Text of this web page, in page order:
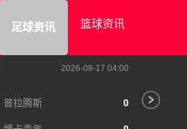
足球资讯 篮球资讯
2026-08-17 04:00
普拉腾斯 0